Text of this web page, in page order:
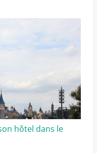
hôtel dans le